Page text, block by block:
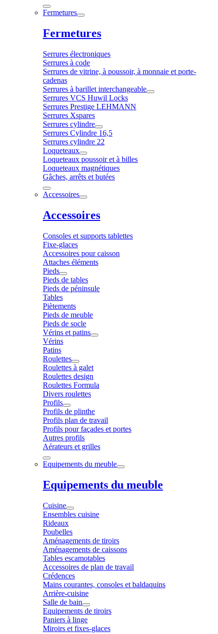
Fermetures
Fermetures
Serrures électroniques
Serrures à code
Serrures de vitrine, à poussoir, à monnaie et porte-
cadenas
Serrures à barillet interchangeable
Serrures VCS Huwil Locks
Serrures Prestige LEHMANN
Serrures Xspares
Serrures cylindre
Serrures Cylindre 16,5
Serrures cylindre 22
Loqueteaux
Loqueteaux poussoir et à billes
Loqueteaux magnétiques
Gâches, arrêts et butées
Accessoires
Accessoires
Consoles et supports tablettes
Fixe-glaces
Accessoires pour caisson
Attaches éléments
Pieds
Pieds de tables
Pieds de péninsule
Tables
Piètements
Pieds de meuble
Pieds de socle
Vérins et patins
Vérins
Patins
Roulettes
Roulettes à galet
Roulettes design
Roulettes Formula
Divers roulettes
Profils
Profils de plinthe
Profils plan de travail
Profils pour façades et portes
Autres profils
Aérateurs et grilles
Equipements du meuble
Equipements du meuble
Cuisine
Ensembles cuisine
Rideaux
Poubelles
Aménagements de tiroirs
Aménagements de caissons
Tables escamotables
Accessoires de plan de travail
Crédences
Mains courantes, consoles et baldaquins
Arrière-cuisine
Salle de bain
Equipements de tiroirs
Paniers à linge
Miroirs et fixes-glaces